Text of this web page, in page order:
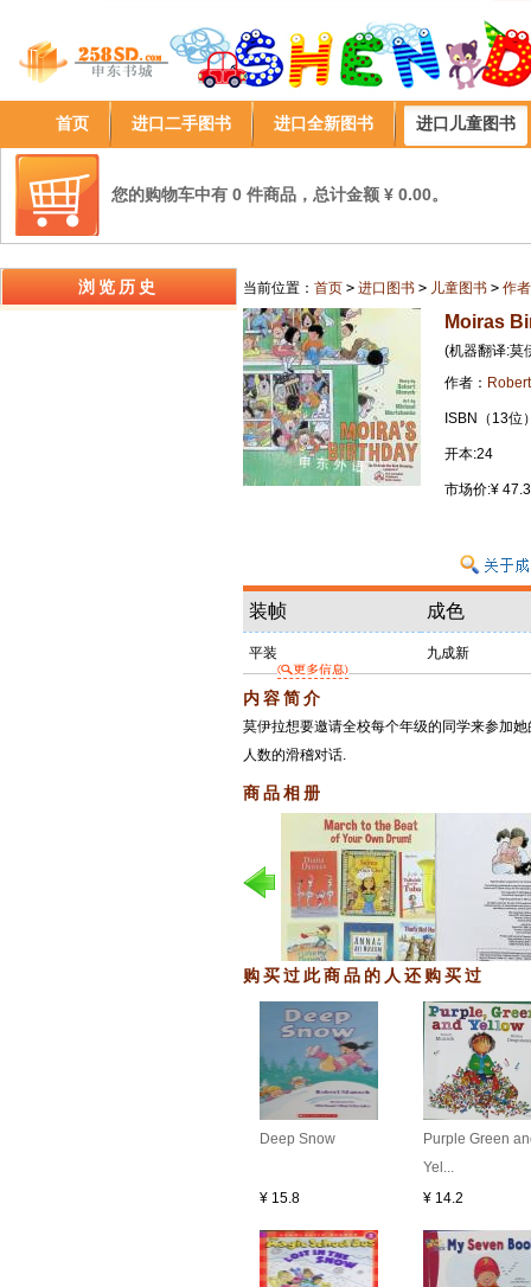
首页 进口二手图书 进口全新图书 进口儿童图书
您的购物车中有 0 件商品，总计金额 ¥ 0.00。
浏览历史 当前位置： 首页 > 进口图书 > 儿童图书 > 作
Moiras
(机器翻译:莫
作者：
ISBN（13位
开本:24
市场价:¥ 47.3
装帧 成色
平装 九成新
内容简介
莫伊拉想要邀请全校每个年级的同学来参加
人数的滑稽对话.
商品相册
购买过此商品的人还购买过
Deep Snow
¥ 15.8
Purple Green
Yel...
¥ 14.2